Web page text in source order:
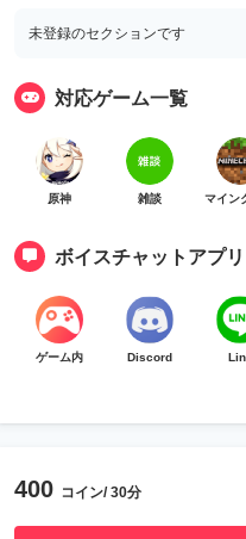
未登録のセクションです
対応ゲーム一覧
原神 雑談
ボイスチャットアプリ
ゲーム内 Discord
400 コイン/ 30分